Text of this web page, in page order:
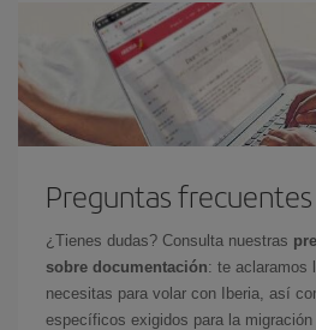
Preguntas frecuentes
¿Tienes dudas? Consulta nuestras
sobre documentación: te aclaramos
necesitas para volar con Iberia, así
específicos exigidos para la migración